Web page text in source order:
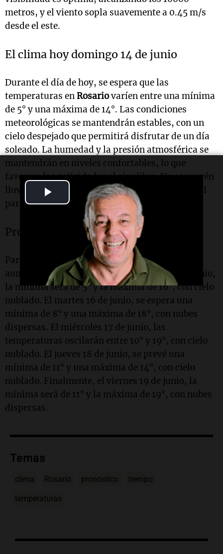
Video
metros, y el viento sopla suavemente a 0.45 m/s
desde el este.
El clima hoy domingo 14 de junio
Durante el día de hoy, se espera que las
temperaturas enRosariovaríen entre una mínima
de 5° y una máxima de 14°. Las condiciones
meteorológicas se mantendrán estables, con un
cielo despejado que permitirá disfrutar de un día
soleado. La humedad y la presión atmosférica se
mantendrán en niveles confortables, lo que
favorece las actividades al aire libre. No se prevén
lluvias, lo que hace de este domingo un día ideal
para salir y disfrutar del entorno.
Pronóstico extendido
Para los próximos días, se anticipa un leve
aumento en las temperaturas. El lunes 15 de junio,
la mínima será de 5° y la máxima de 16°, con cielo
nublado. El martes 16 de junio, se espera una
mínima de 8° y una máxima de 18°, con nubes
dispersas. El miércoles 17 de junio, las
temperaturas oscilarán entre 10° y 19°, con cielo
nublado. El jueves 18 de junio, se prevé una
mínima de 11° y una máxima de 14°, con cielo
nublado. Finalmente, el viernes 19 de junio, la
mínima será de 11° y la máxima de 19°, con nubes
dispersas.
Temas
clima Rosario pronóstico tiempo
temperaturas